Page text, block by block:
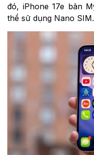
đó, iPhone 17e bản
thể sử dụng Nano SIM.